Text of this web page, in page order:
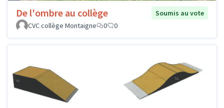
De l'ombre au collège
Soumis au vote
CVC collège Montaigne
0 0